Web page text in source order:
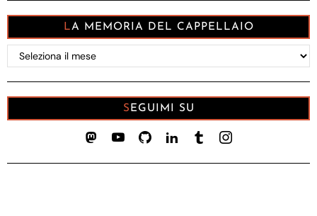
LA MEMORIA DEL CAPPELLAIO
memoria
del
Cappellaio
SEGUIMI SU